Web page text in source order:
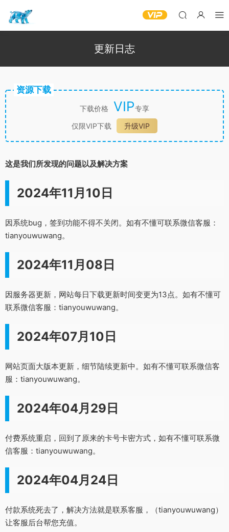
更新日志
资源下载
下载价格 VIP专享
仅限VIP下载
升级VIP
这是我们所发现的问题以及解决方案
2024年11月10日
因系统bug，签到功能不得不关闭。如有不懂可联系微信客服：
tianyouwuwang。
2024年11月08日
因服务器更新，网站每日下载更新时间变更为13点。如有不懂可
联系微信客服：tianyouwuwang。
2024年07月10日
网站页面大版本更新，细节陆续更新中。如有不懂可联系微信客
服：tianyouwuwang。
2024年04月29日
付费系统重启，回到了原来的卡号卡密方式，如有不懂可联系微
信客服：tianyouwuwang。
2024年04月24日
付款系统死去了，解决方法就是联系客服，（tianyouwuwang）
让客服后台帮您充值。